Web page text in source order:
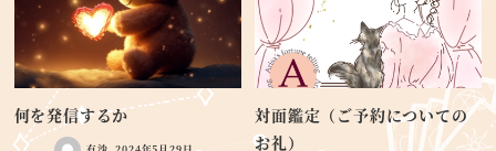
何を発信するか
対面鑑定（ご予約についての
お礼）